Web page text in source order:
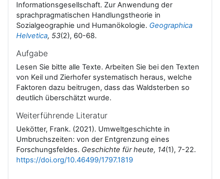
Informationsgesellschaft. Zur Anwendung der
sprachpragmatischen Handlungstheorie in
Sozialgeographie und Humanökologie. Geographica
Helvetica, 53(2), 60-68.
Aufgabe
Lesen Sie bitte alle Texte. Arbeiten Sie bei den Texten
von Keil und Zierhofer systematisch heraus, welche
Faktoren dazu beitrugen, dass das Waldsterben so
deutlich überschätzt wurde.
Weiterführende Literatur
Uekötter, Frank. (2021). Umweltgeschichte in
Umbruchszeiten: von der Entgrenzung eines
Forschungsfeldes. Geschichte für heute, 14(1), 7-22.
https://doi.org/10.46499/1797.1819